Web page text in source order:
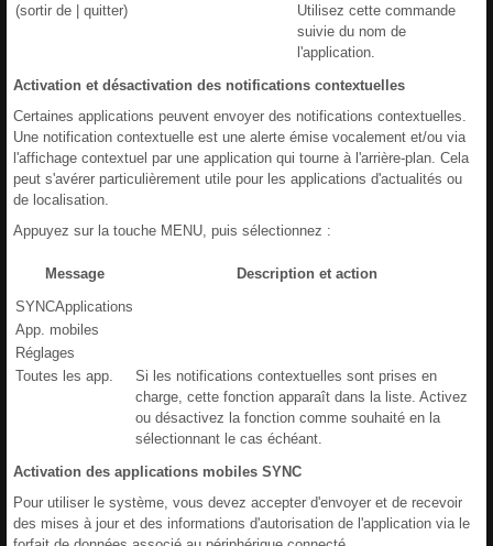
(sortir de | quitter)
Utilisez cette commande
suivie du nom de
l'application.
Activation et désactivation des notifications contextuelles
Certaines applications peuvent envoyer des notifications contextuelles.
Une notification contextuelle est une alerte émise vocalement et/ou via
l'affichage contextuel par une application qui tourne à l'arrière-plan. Cela
peut s'avérer particulièrement utile pour les applications d'actualités ou
de localisation.
Appuyez sur la touche MENU, puis sélectionnez :
Message
Description et action
SYNCApplications
App. mobiles
Réglages
Toutes les app.
Si les notifications contextuelles sont prises en
charge, cette fonction apparaît dans la liste. Activez
ou désactivez la fonction comme souhaité en la
sélectionnant le cas échéant.
Activation des applications mobiles SYNC
Pour utiliser le système, vous devez accepter d'envoyer et de recevoir
des mises à jour et des informations d'autorisation de l'application via le